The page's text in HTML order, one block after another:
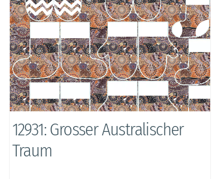
12931: Grosser Australischer
Traum